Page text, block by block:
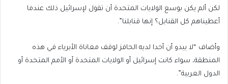
لكن ألم يكن بوسع الولايات المتحدة أن تقول لإسرائيل ذلك عندما
أعطيناهم كل القنابل؟ إنها قنابلنا”.
وأضاف “لا يبدو أن أحدا لديه الحافز لوقف معاناة الأبرياء في هذه
المنطقة، سواء كانت إسرائيل أو الولايات المتحدة أو الأمم المتحدة أو
الدول العربية”.